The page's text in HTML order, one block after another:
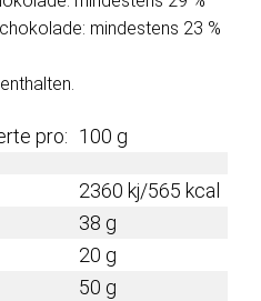
mindestens 23 %
pro: 100 g
2360 kj/565 kcal
38 g
20 g
50 g